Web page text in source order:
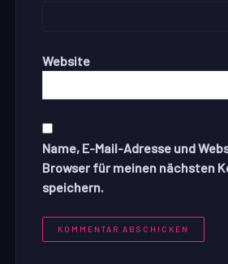
Website
Name, E-Mail-Adresse und
Browser für meinen nächsten
speichern.